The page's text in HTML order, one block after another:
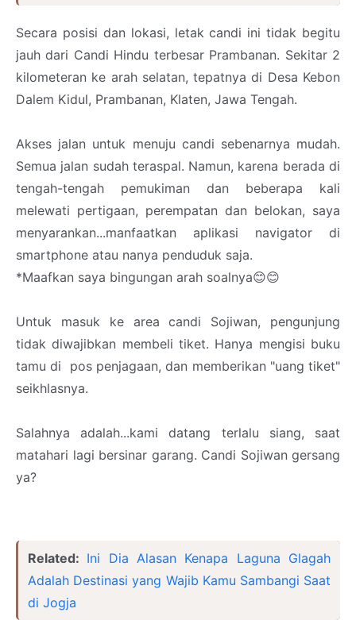
Secara posisi dan lokasi, letak candi ini tidak begitu
jauh dari Candi Hindu terbesar Prambanan. Sekitar 2
kilometeran ke arah selatan, tepatnya di Desa Kebon
Dalem Kidul, Prambanan, Klaten, Jawa Tengah.
Akses jalan untuk menuju candi sebenarnya mudah.
Semua jalan sudah teraspal. Namun, karena berada di
tengah-tengah pemukiman dan beberapa kali
melewati pertigaan, perempatan dan belokan, saya
menyarankan...manfaatkan aplikasi navigator di
smartphone atau nanya penduduk saja.
*Maafkan saya bingungan arah soalnya😊😊
Untuk masuk ke area candi Sojiwan, pengunjung
tidak diwajibkan membeli tiket. Hanya mengisi buku
tamu di pos penjagaan, dan memberikan "uang tiket"
seikhlasnya.
Salahnya adalah...kami datang terlalu siang, saat
matahari lagi bersinar garang. Candi Sojiwan gersang
ya?
Related: Ini Dia Alasan Kenapa Laguna Glagah
Adalah Destinasi yang Wajib Kamu Sambangi Saat
di Jogja